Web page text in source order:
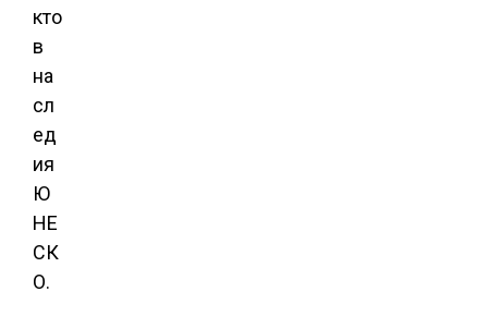
кто
в
на
сл
ед
ия
Ю
НЕ
СК
О.